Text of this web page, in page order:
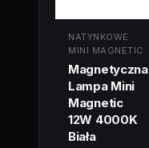
NATYNKOWE
MINI MAGNETIC
Magnetyczna
Lampa Mini
Magnetic
12W 4000K
Biała